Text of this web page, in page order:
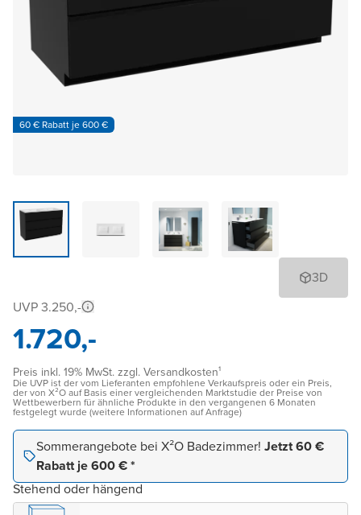
60 € Rabatt je 600 €
3D
UVP 3.250,-
1.720,-
Preis inkl. 19% MwSt. zzgl. Versandkosten¹
Die UVP ist der vom Lieferanten empfohlene Verkaufspreis oder ein Preis,
der von X²O auf Basis einer vergleichenden Marktstudie der Preise von
Wettbewerbern für ähnliche Produkte in den vergangenen 6 Monaten
festgelegt wurde (weitere Informationen auf Anfrage)
Sommerangebote bei X²O Badezimmer! Jetzt 60 €
Rabatt je 600 € *
Stehend oder hängend